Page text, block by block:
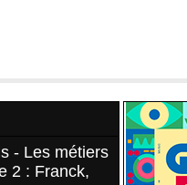
- Les métiers
2 : Franck,